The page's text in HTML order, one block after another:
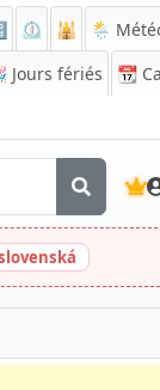
⏲️ 🕌
🌦️
Jours fériés 📆